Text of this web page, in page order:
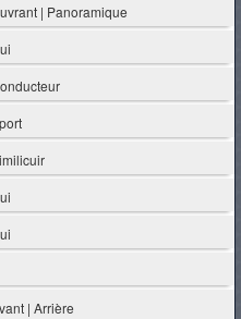
| Panoramique
| Arrière